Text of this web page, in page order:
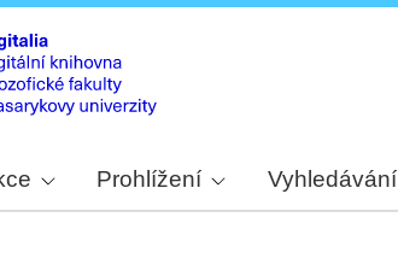
Prohlížení Vyhledávání